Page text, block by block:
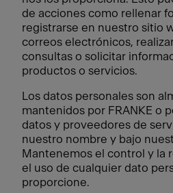
de acciones como rellenar
registrarse en nuestro sitio
correos electrónicos,
consultas o solicitar
productos o servicios.
Los datos personales son
mantenidos por FRANKE o
datos y proveedores de
nuestro nombre y bajo
Mantenemos el control y la
el uso de cualquier dato
proporcione.